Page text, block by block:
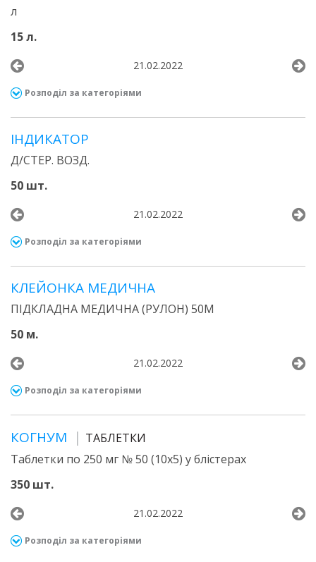
л
15 л.
21.02.2022
Розподіл за категоріями
ІНДИКАТОР
Д/СТЕР. ВОЗД.
50 шт.
21.02.2022
Розподіл за категоріями
КЛЕЙОНКА МЕДИЧНА
ПІДКЛАДНА МЕДИЧНА (РУЛОН) 50М
50 м.
21.02.2022
Розподіл за категоріями
КОГНУМ
ТАБЛЕТКИ
Таблетки по 250 мг № 50 (10х5) у блістерах
350 шт.
21.02.2022
Розподіл за категоріями